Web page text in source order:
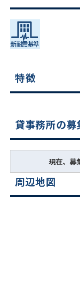
特徴
貸事務所の募
現在、募
周辺地図